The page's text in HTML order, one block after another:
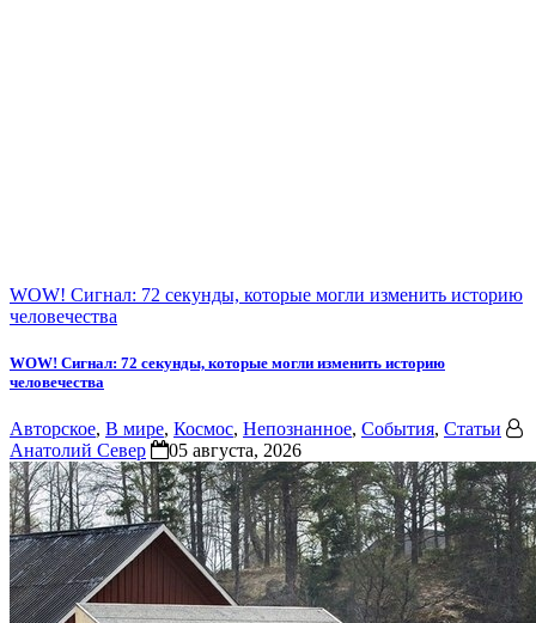
WOW! Сигнал: 72 секунды, которые могли изменить историю
человечества
WOW! Сигнал: 72 секунды, которые могли изменить историю
человечества
Авторское, В мире, Космос, Непознанное, События, Статьи
Анатолий Север
05 августа, 2026